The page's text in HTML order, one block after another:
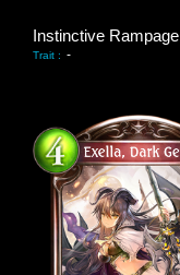
Instinctive Rampage
Trait : -